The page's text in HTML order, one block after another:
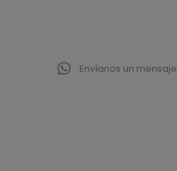
Envíanos un mensaje